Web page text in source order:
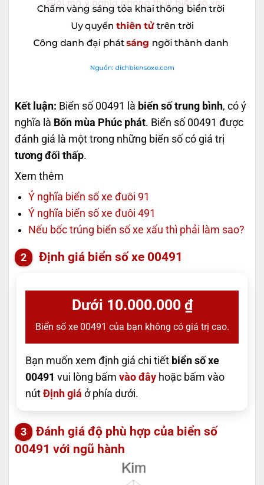
Kết luận: Biển số 00491 là biển số trung bình, có ý
nghĩa là Bốn mùa Phúc phát. Biển số 00491 được
đánh giá là một trong những biển số có giá trị
tương đối thấp.
Xem thêm
Ý nghĩa biển số xe đuôi 91
Ý nghĩa biển số xe đuôi 491
Nếu bốc trúng biển số xe xấu thì phải làm sao?
Định giá biển số xe 00491
Dưới 10.000.000 ₫
Biển số xe 00491 của bạn không có giá trị cao.
Bạn muốn xem định giá chi tiết biển số xe
00491 vui lòng bấm vào đây hoặc bấm vào
nút Định giá ở phía dưới.
Đánh giá độ phù hợp của biển số
00491 với ngũ hành